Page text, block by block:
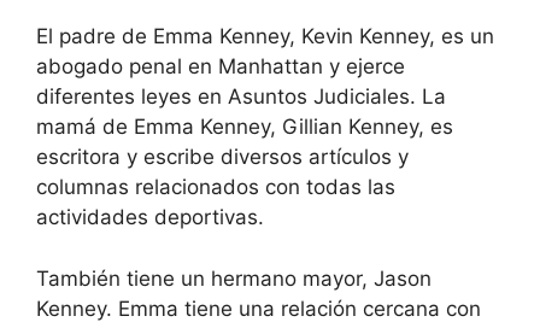
El padre de Emma Kenney, Kevin Kenney, es un
abogado penal en Manhattan y ejerce
diferentes leyes en Asuntos Judiciales. La
mamá de Emma Kenney, Gillian Kenney, es
escritora y escribe diversos artículos y
columnas relacionados con todas las
actividades deportivas.
También tiene un hermano mayor, Jason
Kenney. Emma tiene una relación cercana con